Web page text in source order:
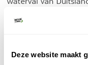
Deze website maakt
4. Dal nummer 2 -
betreft nog een van